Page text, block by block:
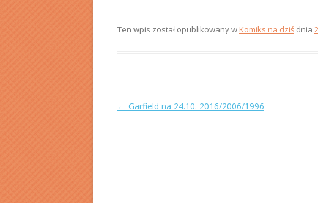
Ten wpis został opublikowany wKomiks na dziś dnia
Zobacz
← Garfield na 24.10. 2016/2006/1996